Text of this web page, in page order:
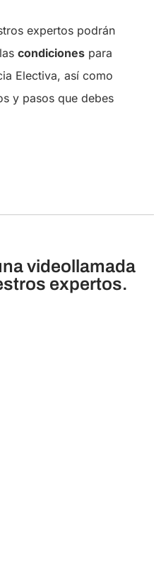
expertos podrán
condiciones para
Electiva, así como
y pasos que debes
videollamada
expertos.